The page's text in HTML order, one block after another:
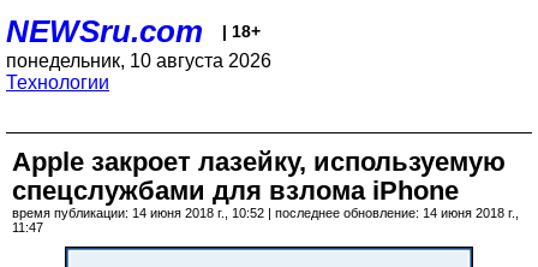
NEWSru.com | 18+
понедельник, 10 августа 2026
Технологии
Apple закроет лазейку, используемую
спецслужбами для взлома iPhone
время публикации: 14 июня 2018 г., 10:52 | последнее обновление: 14 июня 2018 г.,
11:47